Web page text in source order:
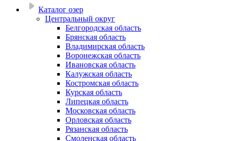
Каталог озер
Центральный округ
Белгородская область
Брянская область
Владимирская область
Воронежская область
Ивановская область
Калужская область
Костромская область
Курская область
Липецкая область
Московская область
Орловская область
Рязанская область
Смоленская область